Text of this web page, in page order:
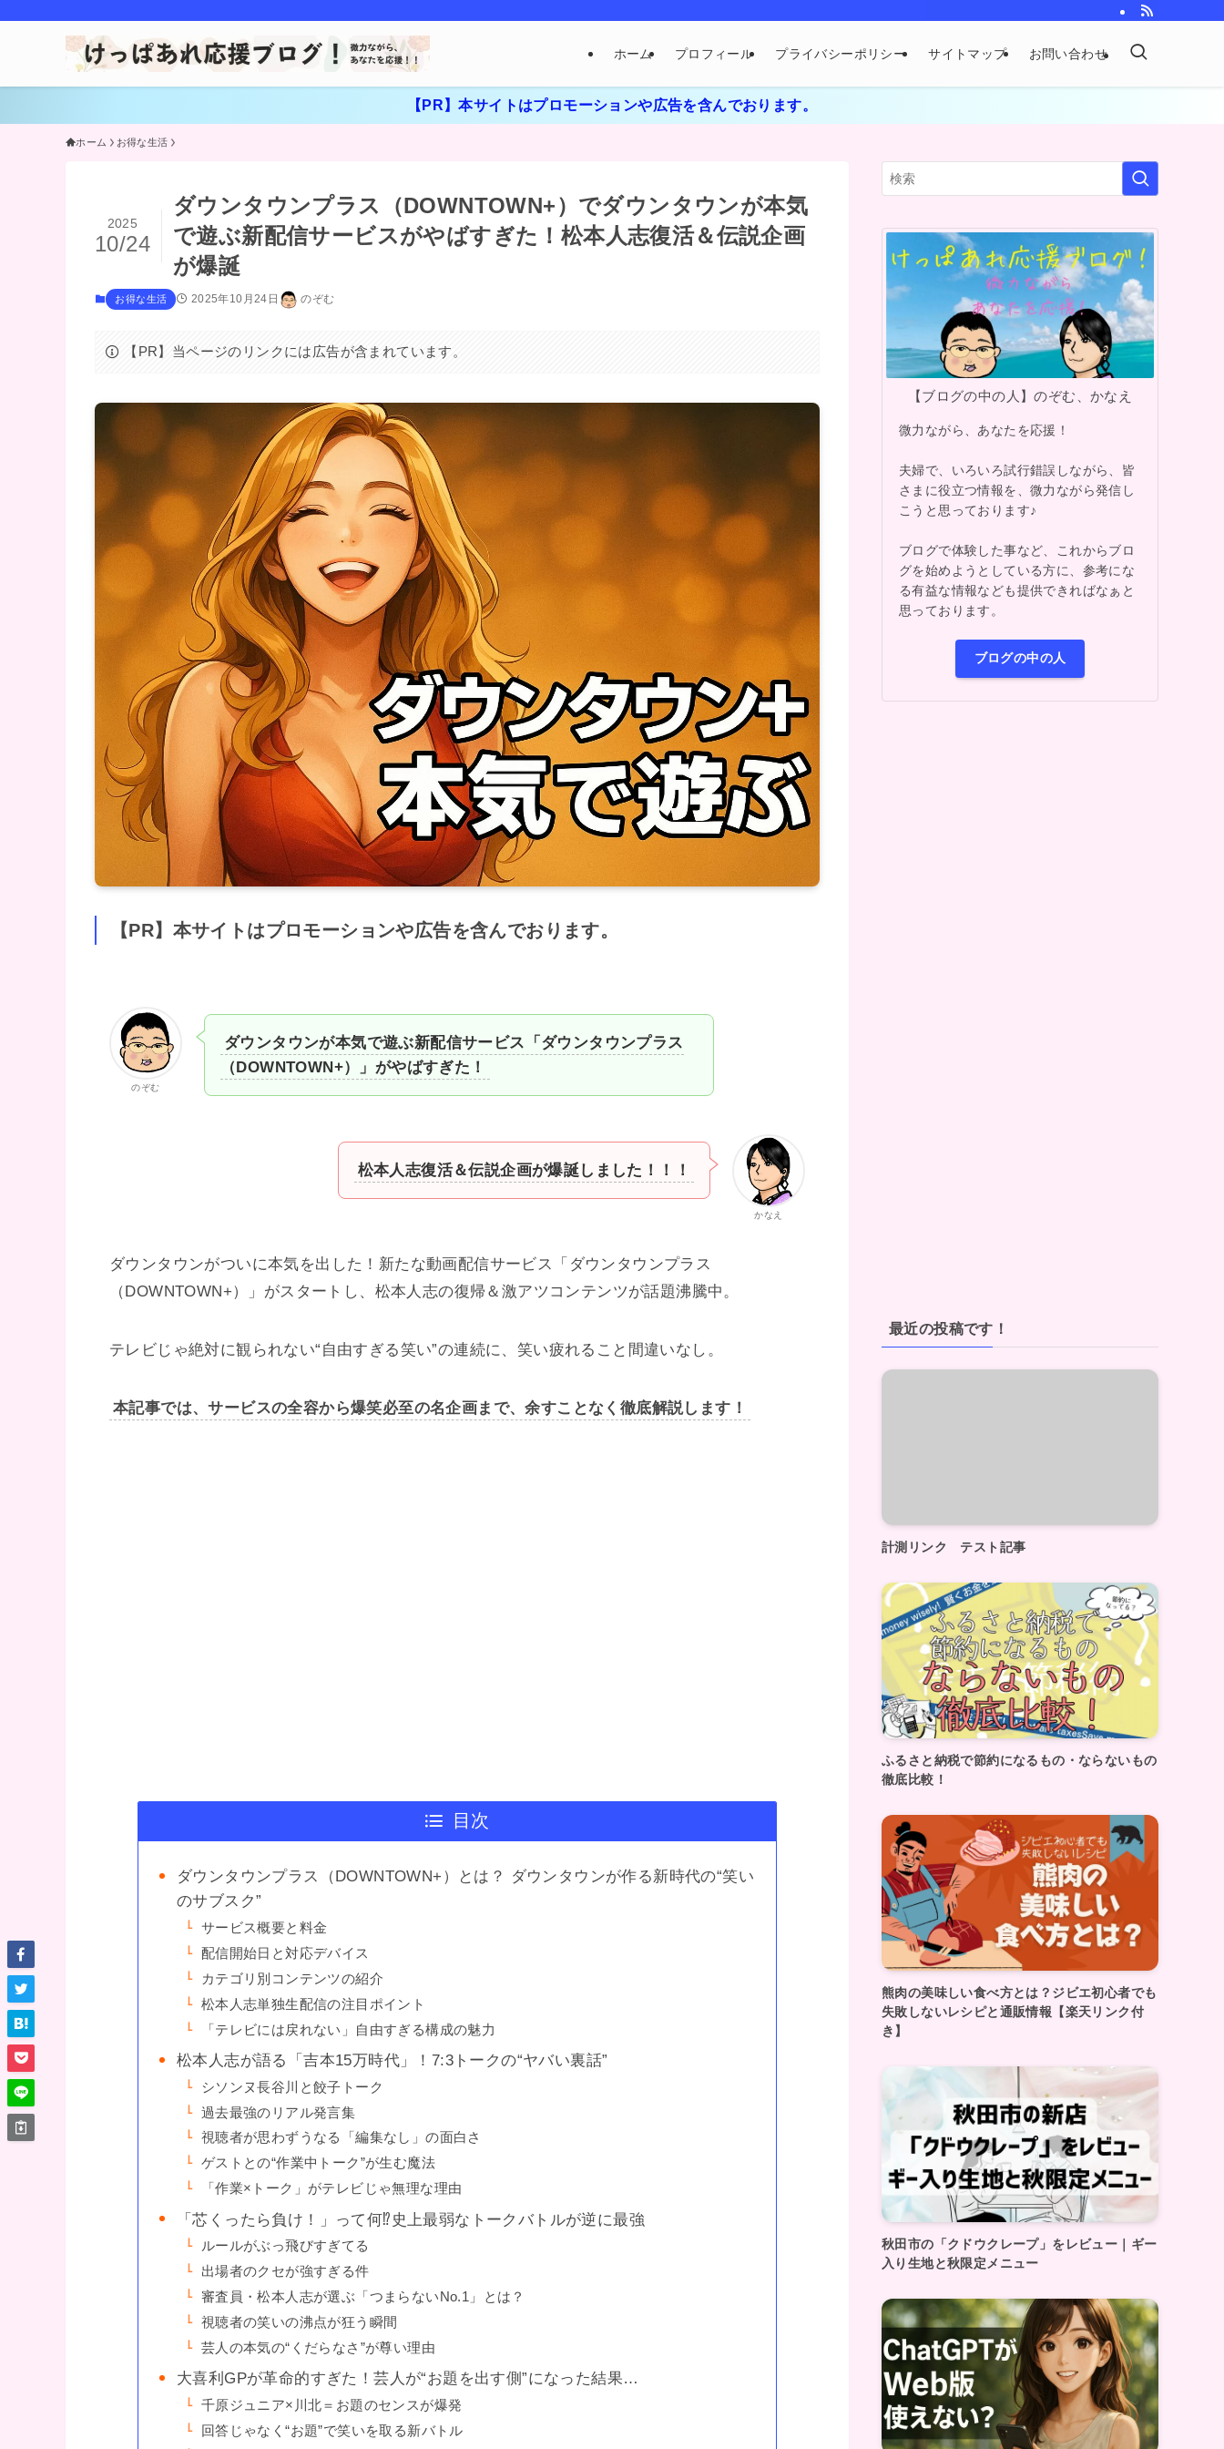
ホーム プロフィール プライバシーポリシー サイトマップ お問い合わせ
【PR】本サイトはプロモーションや広告を含んでおります。
ホーム お得な生活
ダウンタウンプラス（DOWNTOWN+）でダウンタウンが本気
で遊ぶ新配信サービスがやばすぎた！松本人志復活＆伝説企画
が爆誕
2025
10/24
お得な生活 2025年10月24日 のぞむ
【PR】当ページのリンクには広告が含まれています。
【PR】本サイトはプロモーションや広告を含んでおります。
のぞむ
ダウンタウンが本気で遊ぶ新配信サービス「ダウンタウンプラス
（DOWNTOWN+）」がやばすぎた！
かなえ
松本人志復活＆伝説企画が爆誕しました！！！
ダウンタウンがついに本気を出した！新たな動画配信サービス「ダウンタウンプラス
（DOWNTOWN+）」がスタートし、松本人志の復帰＆激アツコンテンツが話題沸騰中。
テレビじゃ絶対に観られない“自由すぎる笑い”の連続に、笑い疲れること間違いなし。
本記事では、サービスの全容から爆笑必至の名企画まで、余すことなく徹底解説します！
目次
ダウンタウンプラス（DOWNTOWN+）とは？ ダウンタウンが作る新時代の“笑い
のサブスク”
サービス概要と料金
配信開始日と対応デバイス
カテゴリ別コンテンツの紹介
松本人志単独生配信の注目ポイント
「テレビには戻れない」自由すぎる構成の魅力
松本人志が語る「吉本15万時代」！7:3トークの“ヤバい裏話”
シソンヌ長谷川と餃子トーク
過去最強のリアル発言集
視聴者が思わずうなる「編集なし」の面白さ
ゲストとの“作業中トーク”が生む魔法
「作業×トーク」がテレビじゃ無理な理由
「芯くったら負け！」って何⁉︎史上最弱なトークバトルが逆に最強
ルールがぶっ飛びすぎてる
出場者のクセが強すぎる件
審査員・松本人志が選ぶ「つまらないNo.1」とは？
視聴者の笑いの沸点が狂う瞬間
芸人の本気の“くだらなさ”が尊い理由
大喜利GPが革命的すぎた！芸人が“お題を出す側”になった結果…
千原ジュニア×川北＝お題のセンスが爆発
回答じゃなく“お題”で笑いを取る新バトル
【ブログの中の人】のぞむ、かなえ
微力ながら、あなたを応援！
夫婦で、いろいろ試行錯誤しながら、皆
さまに役立つ情報を、微力ながら発信し
こうと思っております♪
ブログで体験した事など、これからブロ
グを始めようとしている方に、参考にな
る有益な情報なども提供できればなぁと
思っております。
ブログの中の人
最近の投稿です！
計測リンク テスト記事
ふるさと納税で節約になるもの・ならないもの
徹底比較！
熊肉の美味しい食べ方とは？ジビエ初心者でも
失敗しないレシピと通販情報【楽天リンク付
き】
秋田市の「クドウクレープ」をレビュー｜ギー
入り生地と秋限定メニュー